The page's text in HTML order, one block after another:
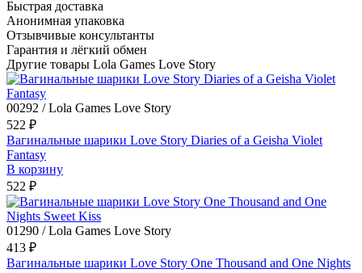
Быстрая доставка
Анонимная упаковка
Отзывчивые консультанты
Гарантия и лёгкий обмен
Другие товары Lola Games Love Story
00292 / Lola Games Love Story
522 ₽
Вагинальные шарики Love Story Diaries of a Geisha Violet
Fantasy
В корзину
522 ₽
01290 / Lola Games Love Story
413 ₽
Вагинальные шарики Love Story One Thousand and One Nights